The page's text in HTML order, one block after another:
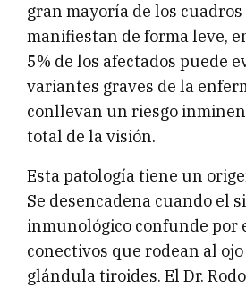
gran mayoría de los
manifiestan de forma leve,
5% de los afectados puede
variantes graves de la
conllevan un riesgo
total de la visión.
Esta patología tiene un
Se desencadena cuando el
inmunológico confunde por
conectivos que rodean al
glándula tiroides. El Dr.